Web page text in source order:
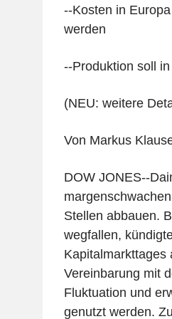
--Kosten in
werden
--Produktion soll
(NEU: weitere
Von Markus
DOW JONES--
Stellen abbauen.
wegfallen,
Kapitalmarkttages
Vereinbarung mit
Fluktuation und
genutzt werden.